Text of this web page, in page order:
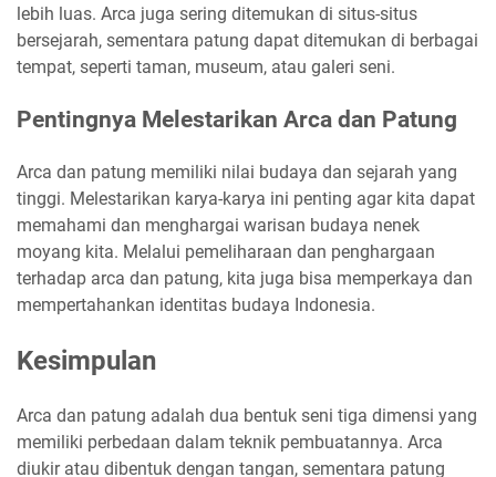
lebih luas. Arca juga sering ditemukan di situs-situs
bersejarah, sementara patung dapat ditemukan di berbagai
tempat, seperti taman, museum, atau galeri seni.
Pentingnya Melestarikan Arca dan Patung
Arca dan patung memiliki nilai budaya dan sejarah yang
tinggi. Melestarikan karya-karya ini penting agar kita dapat
memahami dan menghargai warisan budaya nenek
moyang kita. Melalui pemeliharaan dan penghargaan
terhadap arca dan patung, kita juga bisa memperkaya dan
mempertahankan identitas budaya Indonesia.
Kesimpulan
Arca dan patung adalah dua bentuk seni tiga dimensi yang
memiliki perbedaan dalam teknik pembuatannya. Arca
diukir atau dibentuk dengan tangan, sementara patung